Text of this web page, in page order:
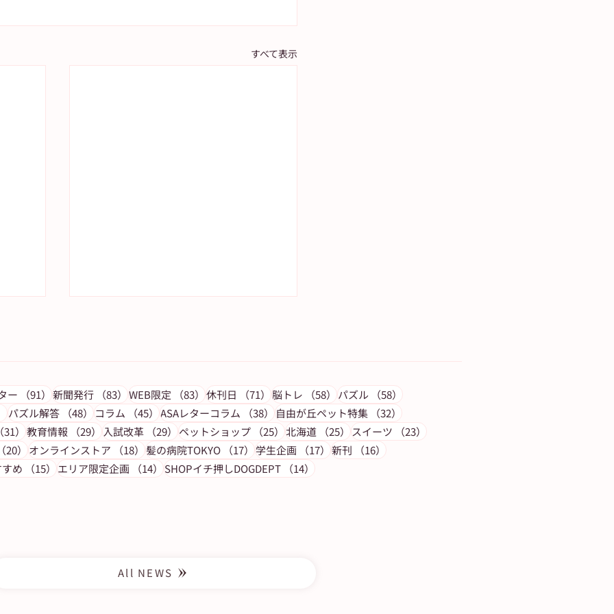
すべて表示
】
【朝日新聞 額絵新シリーズ2023】
「花ひらく名画」7月スタート
事
ー （91）91件の記事
新聞発行 （83）83件の記事
WEB限定 （83）83件の記事
休刊日 （71）71件の記事
脳トレ （58）58件の記事
パズル （58）
53件の記事
パズル解答 （48）48件の記事
コラム （45）45件の記事
ASAレターコラム （38）38件の記事
自由が丘ペット特集 （32）
事
31）31件の記事
教育情報 （29）29件の記事
入試改革 （29）29件の記事
ペットショップ （25）25件の記事
北海道 （25）25件の記事
スイーツ （23）
20）20件の記事
オンラインストア （18）18件の記事
髪の病院TOKYO （17）17件の記事
学生企画 （17）17件の記事
新刊 （16）
め
（15）15件の記事
エリア限定企画 （14）14件の記事
SHOPイチ押しDOGDEPT （14）
All NEWS